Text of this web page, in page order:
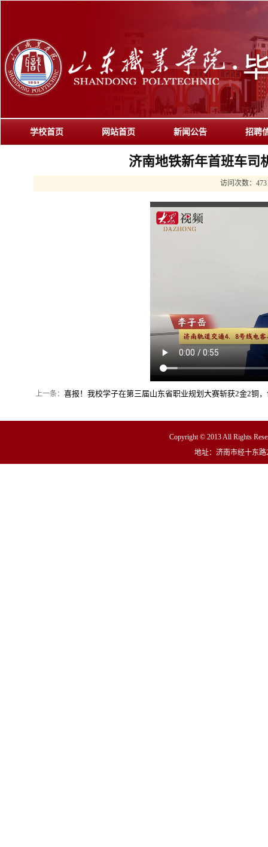
学校首页 网站首页 新闻公告 招聘
济南地铁新年首班车司
访问次数： 473
上一条： 喜报！我校学子在第三届山东省职业规划大赛斩获2金2铜
Copyright © 2013 All Rights
地址：济南市经十东路